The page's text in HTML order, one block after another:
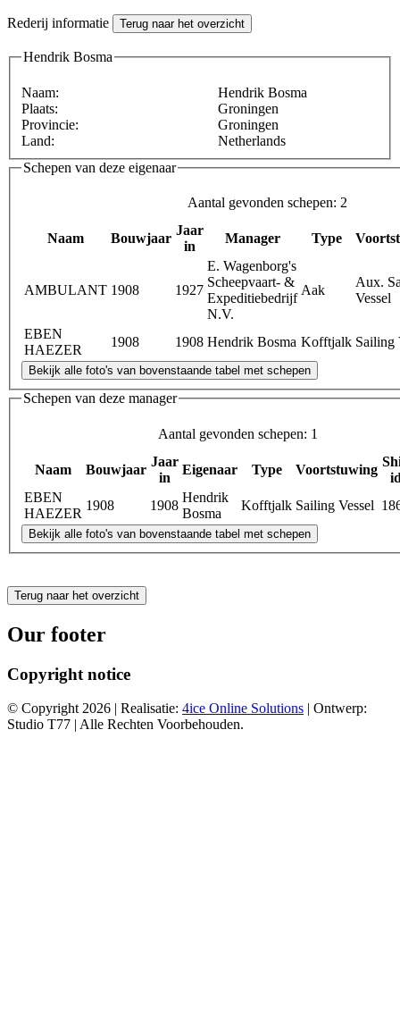
Rederij informatie Terug naar het overzicht
Hendrik Bosma
Naam:
Hendrik Bosma
Plaats:
Groningen
Provincie:
Groningen
Land:
Netherlands
Schepen van deze eigenaar
Aantal gevonden schepen: 2
Naam Bouwjaar
Jaar
in
Manager Type
AMBULANT 1908 1927
E. Wagenborg's
Scheepvaart- &
Expeditiebedrijf
N.V.
Aak
Aux.
Vessel
EBEN
HAEZER
1908 1908 Hendrik Bosma Kofftjalk Sailing
Schepen van deze manager
Aantal gevonden schepen: 1
Naam Bouwjaar
Jaar
in
Eigenaar Type Voortstuwing
EBEN
HAEZER
1908 1908
Hendrik
Bosma
Kofftjalk Sailing Vessel
Terug naar het overzicht
Our footer
Copyright notice
© Copyright 2026 | Realisatie: 4ice Online Solutions | Ontwerp:
Studio T77 | Alle Rechten Voorbehouden.